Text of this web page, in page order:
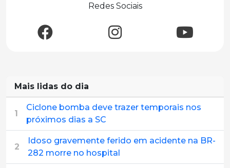
Redes Sociais
Mais lidas do dia
1
Ciclone bomba deve trazer temporais nos
próximos dias a SC
2
Idoso gravemente ferido em acidente na BR-
282 morre no hospital